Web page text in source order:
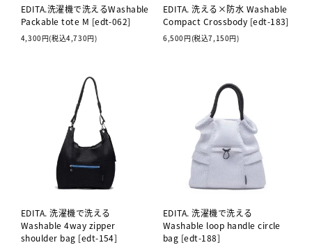
EDITA.洗濯機で洗えるWashable
Packable tote M [edt-062]
4,300円(税込4,730円)
EDITA. 洗える×防水 Washable
Compact Crossbody [edt-183]
6,500円(税込7,150円)
EDITA. 洗濯機で洗える
Washable 4way zipper
shoulder bag [edt-154]
EDITA. 洗濯機で洗える
Washable loop handle circle
bag [edt-188]